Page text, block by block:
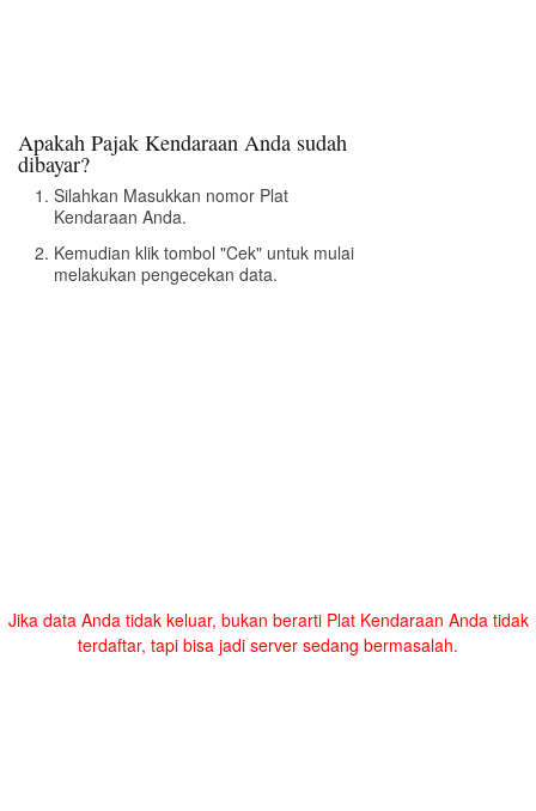
Apakah Pajak Kendaraan Anda sudah
dibayar?
Silahkan Masukkan nomor Plat
Kendaraan Anda.
Kemudian klik tombol "Cek" untuk mulai
melakukan pengecekan data.
Jika data Anda tidak keluar, bukan berarti Plat Kendaraan Anda tidak
terdaftar, tapi bisa jadi server sedang bermasalah.